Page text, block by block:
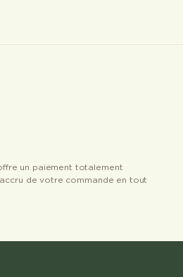
un paiement totalement
accru de votre commande en tout